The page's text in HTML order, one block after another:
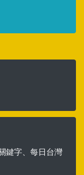
鍵字、每日台灣